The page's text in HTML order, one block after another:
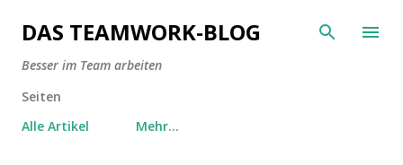
Direkt zum Hauptbereich
DAS TEAMWORK-BLOG
Besser im Team arbeiten
Seiten
Alle Artikel
Mehr…